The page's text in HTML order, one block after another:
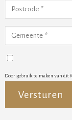
Door gebruik te maken van dit